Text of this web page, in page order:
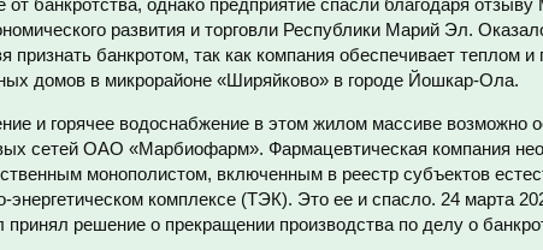
банкротства, однако предприятие спасли благодаря отзыву
развития и торговли Республики Марий Эл.
банкротом, так как компания обеспечивает теплом и
домов в микрорайоне «Ширяйково» в городе Йошкар-Ола.
и горячее водоснабжение в этом жилом массиве возможно
сетей ОАО «Марбиофарм». Фармацевтическая компания
монополистом, включенным в реестр субъектов
энергетическом комплексе (ТЭК). Это ее и спасло. 24 марта
решение о прекращении производства по делу о